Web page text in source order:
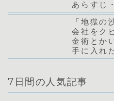
あらすじ
「地獄
会社をク
金術とか
手に入れ
を目指し
らすじ・
7日間の人気記事